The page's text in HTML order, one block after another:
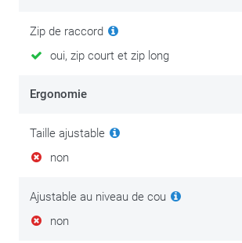
Zip de raccord
oui, zip court et zip long
Ergonomie
Taille ajustable
non
Ajustable au niveau de cou
non